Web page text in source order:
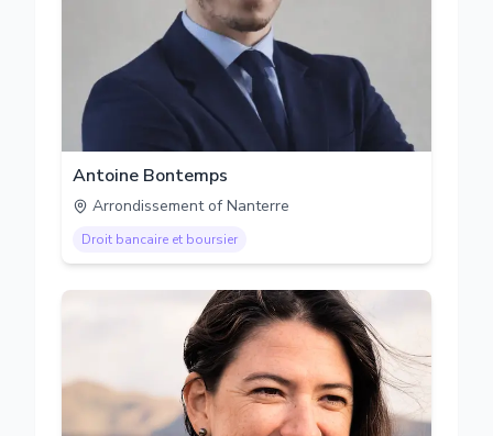
Antoine Bontemps
Arrondissement of Nanterre
Droit bancaire et boursier